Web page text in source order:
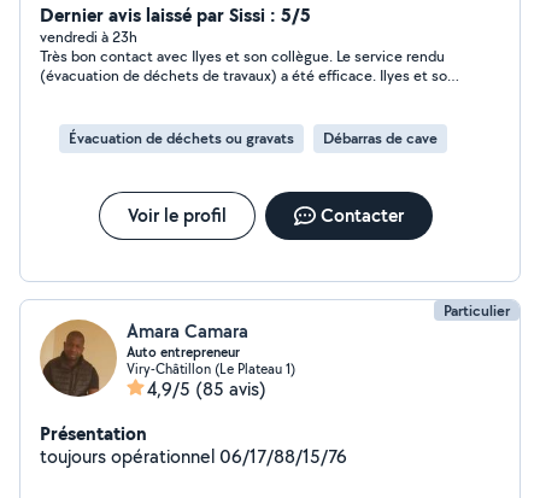
Dernier avis laissé par Sissi : 5/5
vendredi à 23h
Très bon contact avec Ilyes et son collègue. Le service rendu
(évacuation de déchets de travaux) a été efficace. Ilyes et son
Évacuation de déchets ou gravats Débarras de cave
Voir le profil Contacter
Particulier
Amara Camara
Auto entrepreneur
Viry-Châtillon (Le Plateau 1)
4,9/5 (85 avis)
Présentation
toujours opérationnel 06/17/88/15/76